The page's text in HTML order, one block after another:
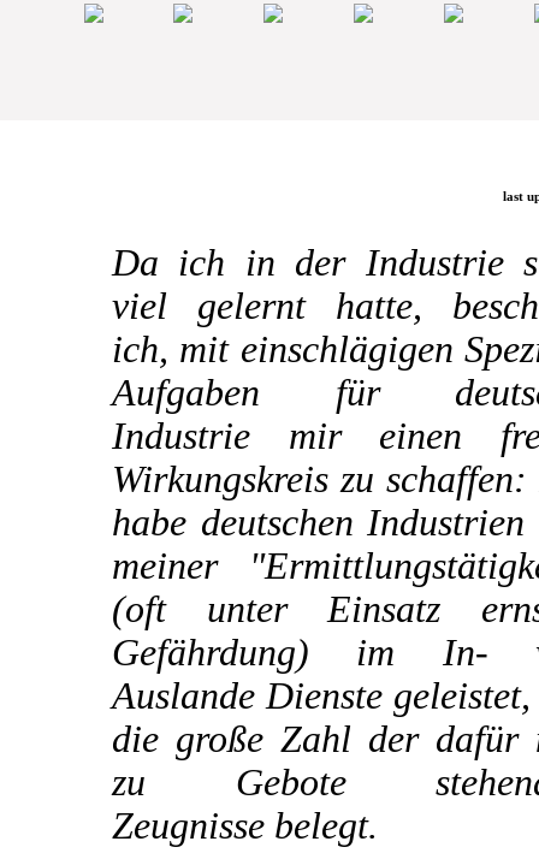
last
Da ich in der Industrie
viel gelernt hatte,
ich, mit einschlägigen
Aufgaben für
Industrie mir einen
Wirkungskreis zu
habe deutschen
meiner
(oft unter Einsatz
Gefährdung) im In-
Auslande Dienste
die große Zahl der dafür
zu Gebote
Zeugnisse belegt.